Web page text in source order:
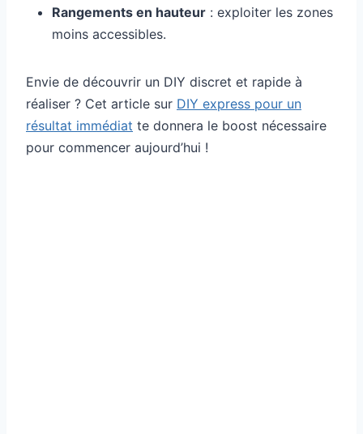
Rangements en hauteur : exploiter les zones
moins accessibles.
Envie de découvrir un DIY discret et rapide à
réaliser ? Cet article sur DIY express pour un
résultat immédiat te donnera le boost nécessaire
pour commencer aujourd’hui !